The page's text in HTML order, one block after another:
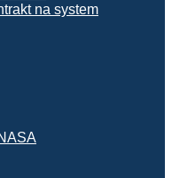
na system